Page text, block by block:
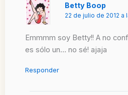
Betty Boop
22 de julio de 2012 a
Emmmm soy Betty!! A no
es sólo un… no sé! ajaja
Responder